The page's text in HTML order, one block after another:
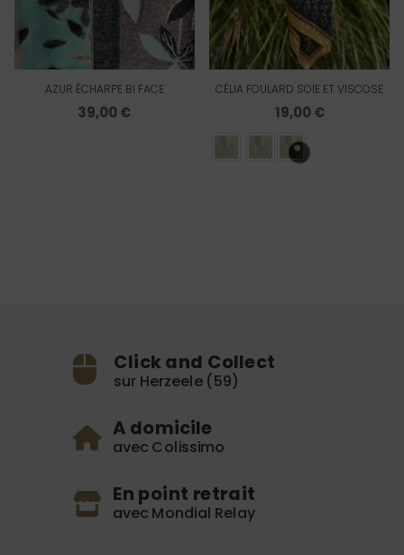
AZUR ÉCHARPE BI FACE
39,00€
CÉLIA FOULARD SOIE ET VISCOSE
19,00€
Click and Collect
sur Herzeele (59)
A domicile
avec Colissimo
En point retrait
avec Mondial Relay